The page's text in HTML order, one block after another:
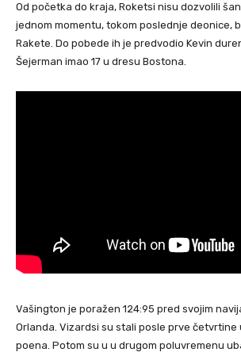
Od početka do kraja, Roketsi nisu dozvolili
jednom momentu, tokom poslednje deonice,
Rakete. Do pobede ih je predvodio Kevin
Šejerman imao 17 u dresu Bostona.
Vašington je poražen 124:95 pred svojim
Orlanda. Vizardsi su stali posle prve četvrtine
poena. Potom su u u drugom poluvremenu